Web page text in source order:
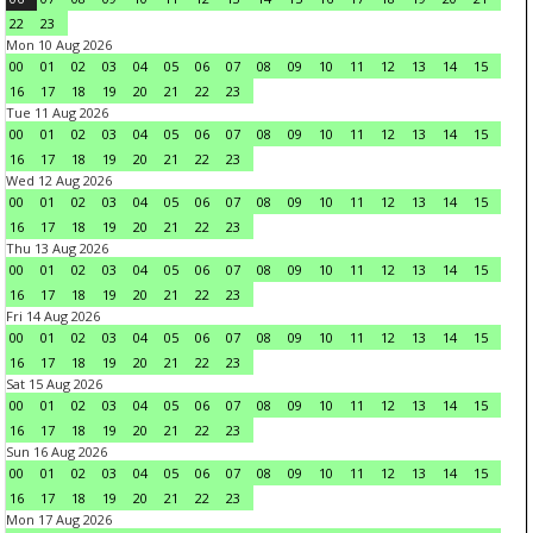
22
23
Mon 10 Aug 2026
00
01 02 03 04 05 06 07 08 09 10 11 12 13 14
15
16
17 18 19 20 21 22
23
Tue 11 Aug 2026
00
01 02 03 04 05 06 07 08 09 10 11 12 13 14
15
16
17 18 19 20 21 22
23
Wed 12 Aug 2026
00
01 02 03 04 05 06 07 08 09 10 11 12 13 14
15
16
17 18 19 20 21 22
23
Thu 13 Aug 2026
00
01 02 03 04 05 06 07 08 09 10 11 12 13 14
15
16
17 18 19 20 21 22
23
Fri 14 Aug 2026
00
01 02 03 04 05 06 07 08 09 10 11 12 13 14
15
16
17 18 19 20 21 22
23
Sat 15 Aug 2026
00
01 02 03 04 05 06 07 08 09 10 11 12 13 14
15
16
17 18 19 20 21 22
23
Sun 16 Aug 2026
00
01 02 03 04 05 06 07 08 09 10 11 12 13 14
15
16
17 18 19 20 21 22
23
Mon 17 Aug 2026